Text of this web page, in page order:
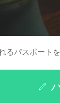
るパスポート